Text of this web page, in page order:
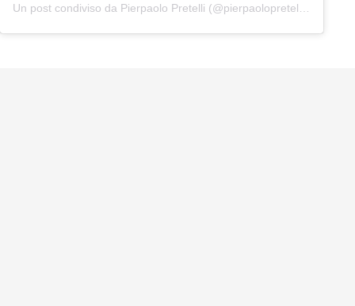
Un post condiviso da Pierpaolo Pretelli (@pierpaolopretelliofficial)